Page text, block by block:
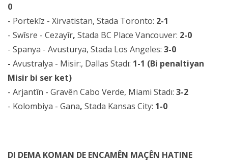
0
- Portekîz - Xirvatistan, Stada Toronto: 2-1
- Swîsre - Cezayîr, Stada BC Place Vancouver: 2-0
- Spanya - Avusturya, Stada Los Angeles: 3-0
- Avustralya - Misir:, Dallas Stadı: 1-1 (Bi penaltiyan
Misir bi ser ket)
- Arjantîn - Gravên Cabo Verde, Miami Stadı: 3-2
- Kolombiya - Gana, Stada Kansas City: 1-0
DI DEMA KOMAN DE ENCAMÊN MAÇÊN HATINE